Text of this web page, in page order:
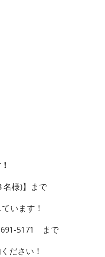
名様)】まで
います！
5171 まで
ださい！